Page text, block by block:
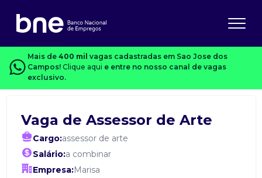
Mais de 400 mil vagas cadastradas em Sao Jose dos
Campos! Clique aqui e entre no nosso canal de vagas
exclusivo.
Vaga de Assessor de Arte
Cargo:assessor de arte
Salário:a combinar
Empresa:Marisa